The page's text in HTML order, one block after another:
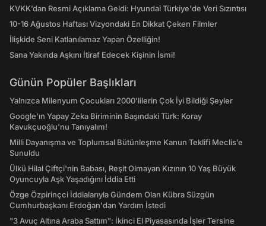
KVKK’dan Resmi Açıklama Geldi: Hyundai Türkiye'de Veri Sızıntısı
10-16 Ağustos Haftası Vizyondaki En Dikkat Çeken Filmler
İlişkide Seni Katlanılamaz Yapan Özelliğin!
Sana Yakında Aşkını İtiraf Edecek Kişinin İsmi!
Günün Popüler Başlıkları
Yalnızca Milenyum Çocukları 2000'lilerin Çok İyi Bildiği Şeyler
Google'ın Yapay Zeka Biriminin Başındaki Türk: Koray
Kavukçuoğlu'nu Tanıyalım!
Milli Dayanışma ve Toplumsal Bütünleşme Kanun Teklifi Meclis’e
Sunuldu
Ülkü Hilal Çiftçi'nin Babası, Reşit Olmayan Kızının 10 Yaş Büyük
Oyuncuyla Aşk Yaşadığını İddia Etti
Özge Özpirinçci İddialarıyla Gündem Olan Kübra Süzgün
Cumhurbaşkanı Erdoğan'dan Yardım İstedi
"3 Avuç Altına Araba Sattım": İkinci El Piyasasında İşler Tersine